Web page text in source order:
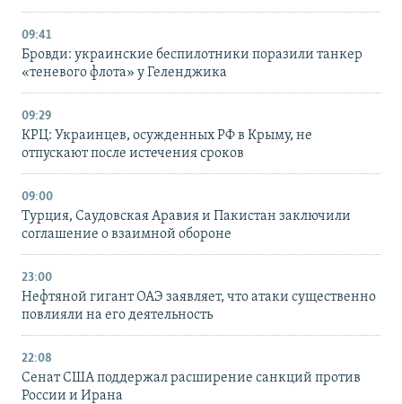
09:41
Бровди: украинские беспилотники поразили танкер
«теневого флота» у Геленджика
09:29
КРЦ: Украинцев, осужденных РФ в Крыму, не
отпускают после истечения сроков
09:00
Турция, Саудовская Аравия и Пакистан заключили
соглашение о взаимной обороне
23:00
Нефтяной гигант ОАЭ заявляет, что атаки существенно
повлияли на его деятельность
22:08
Сенат США поддержал расширение санкций против
России и Ирана